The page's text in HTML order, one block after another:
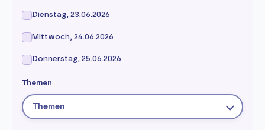
Dienstag, 23.06.2026
Mittwoch, 24.06.2026
Donnerstag, 25.06.2026
Themen
Themen